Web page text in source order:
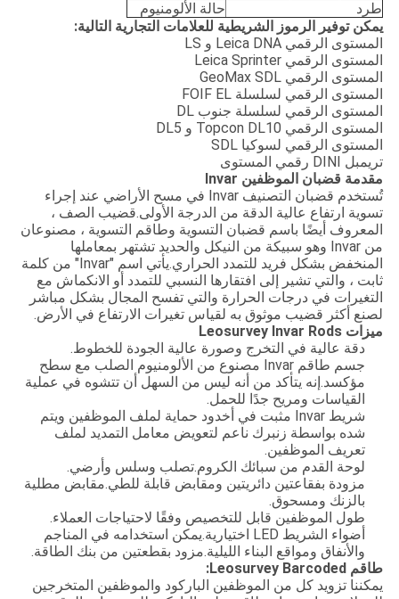
طرد
حالة الألومنيوم
يمكن توفير الرموز الشريطية للعلامات التجارية التالية:
المستوى الرقمي Leica DNA و LS
المستوى الرقمي Leica Sprinter
المستوى الرقمي GeoMax SDL
المستوى الرقمي لسلسلة FOIF EL
المستوى الرقمي لسلسلة جنوب DL
المستوى الرقمي Topcon DL10 و DL5
المستوى الرقمي لسوكيا SDL
تريمبل DINI رقمي المستوى
مقدمة قضبان الموظفين Invar
تُستخدم قضبان التصنيف Invar في مسح الأراضي عند إجراء
تسوية ارتفاع عالية الدقة من الدرجة الأولى.قضيب الصف ،
المعروف أيضًا باسم قضبان التسوية وطاقم التسوية ، مصنوعان
من Invar وهو سبيكة من النيكل والحديد تشتهر بمعاملها
المنخفض بشكل فريد للتمدد الحراري.يأتي اسم "Invar" من كلمة
ثابت ، والتي تشير إلى افتقارها النسبي للتمدد أو الانكماش مع
التغيرات في درجات الحرارة والتي تفسح المجال بشكل مباشر
لصنع أكثر قضيب موثوق به لقياس تغيرات الارتفاع في الأرض.
ميزات Leosurvey Invar Rods
دقة عالية في التخرج وصورة عالية الجودة للخطوط.
جسم طاقم Invar مصنوع من الألومنيوم الصلب مع سطح
مؤكسد.إنه يتأكد من أنه ليس من السهل أن تتشوه في عملية
القياسات ومريح جدًا للحمل.
شريط Invar مثبت في أخدود حماية لملف الموظفين ويتم
شده بواسطة زنبرك ناعم لتعويض معامل التمديد لملف
تعريف الموظفين.
لوحة القدم من سبائك الكروم.تصلب وسلس وأرضي.
مزودة بفقاعتين دائريتين ومقابض قابلة للطي.مقابض مطلية
بالزنك ومسحوق.
طول الموظفين قابل للتخصيص وفقًا لاحتياجات العملاء.
أضواء الشريط LED اختيارية.يمكن استخدامه في المناجم
والأنفاق ومواقع البناء الليلية.مزود بقطعتين من بنك الطاقة.
طاقم Leosurvey Barcoded:
يمكننا تزويد كل من الموظفين الباركود والموظفين المتخرجين